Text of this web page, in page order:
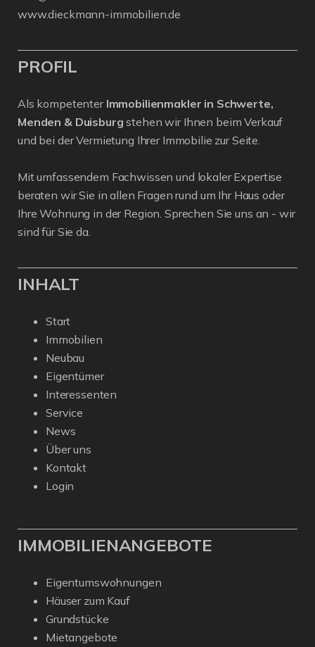
www.dieckmann-immobilien.de
PROFIL
Als kompetenter Immobilienmakler in Schwerte,
Menden & Duisburg stehen wir Ihnen beim Verkauf
und bei der Vermietung Ihrer Immobilie zur Seite.
Mit umfassendem Fachwissen und lokaler Expertise
beraten wir Sie in allen Fragen rund um Ihr Haus oder
Ihre Wohnung in der Region. Sprechen Sie uns an - wir
sind für Sie da.
INHALT
Start
Immobilien
Neubau
Eigentümer
Interessenten
Service
News
Über uns
Kontakt
Login
IMMOBILIENANGEBOTE
Eigentumswohnungen
Häuser zum Kauf
Grundstücke
Mietangebote